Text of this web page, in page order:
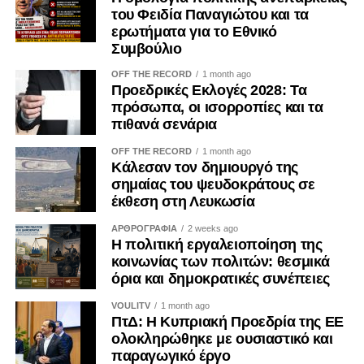
Στην αντεπίθεση το Volt
ΤοVolt Cyprus
πέρασε επίσης στην αντεπίθεση, κάνοντας
λόγο για «υμνητές του Χίτλερ και της Χούντας» και
υποστηρίζοντας ότι το ΕΛΑΜ εκφράζει τον φόβο, τον
αυταρχισμό και τη φίμωση, ξεκαθαρίζοντας πως «δεν
απειλείται» και θα συνεχίσει να στέκεται «όρθιο στο φως».
Όπως αναφέρει το κόμμα, «σε ανάρτησή του ο υποψήφιος
Λευκωσίας του ΕΛΑΜ, Φοίβος Κυπριανού, προτείνει τη
δημιουργία Ανεξάρτητης Αρχής για την παρακολούθηση
συγκεκριμένων κομμάτων και οργανώσεων, ανάμεσά
τους και το Volt, με δυνατότητα ακόμη και απαγόρευσής
τους».
Το Volt υποστηρίζει ότι «ήρθαν οι υμνητές του Χίτλερ και
της Χούντας να μας πουν ότι θα προστατεύσουν τη
δημοκρατία βγάζοντάς μας εκτός νόμου. Να μας απειλούν
του Φειδία Παναγιώτου και τα
ερωτήματα για το Εθνικό
Συμβούλιο
OFF THE RECORD 1 month ago
Προεδρικές Εκλογές 2028: Τα
πρόσωπα, οι ισορροπίες και τα
πιθανά σενάρια
OFF THE RECORD 1 month ago
Κάλεσαν τον δημιουργό της
σημαίας του ψευδοκράτους σε
έκθεση στη Λευκωσία
ΑΡΘΡΟΓΡΑΦΙΑ 2 weeks ago
Η πολιτική εργαλειοποίηση της
κοινωνίας των πολιτών: θεσμικά
όρια και δημοκρατικές συνέπειες
VOULITV 1 month ago
ΠτΔ: Η Κυπριακή Προεδρία της ΕΕ
ολοκληρώθηκε με ουσιαστικό και
παραγωγικό έργο